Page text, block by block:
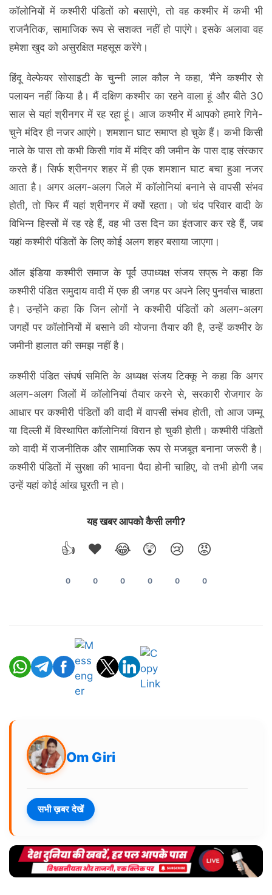
कॉलोनियों में कश्मीरी पंडितों को बसाएंगे, तो वह कश्मीर में कभी भी
राजनैतिक, सामाजिक रूप से सशक्त नहीं हो पाएंगे। इसके अलावा वह
हमेशा खुद को असुरक्षित महसूस करेंगे।
हिंदू वेल्फेयर सोसाइटी के चुन्नी लाल कौल ने कहा, ‘मैंने कश्मीर से
पलायन नहीं किया है। मैं दक्षिण कश्मीर का रहने वाला हूं और बीते 30
साल से यहां श्रीनगर में रह रहा हूं। आज कश्मीर में आपको हमारे गिने-
चुने मंदिर ही नजर आएंगे। शमशान घाट समाप्त हो चुके हैं। कभी किसी
नाले के पास तो कभी किसी गांव में मंदिर की जमीन के पास दाह संस्कार
करते हैं। सिर्फ श्रीनगर शहर में ही एक शमशान घाट बचा हुआ नजर
आता है। अगर अलग-अलग जिले में कॉलोनियां बनाने से वापसी संभव
होती, तो फिर मैं यहां श्रीनगर में क्यों रहता। जो चंद परिवार वादी के
विभिन्न हिस्सों में रह रहे हैं, वह भी उस दिन का इंतजार कर रहे हैं, जब
यहां कश्मीरी पंडितों के लिए कोई अलग शहर बसाया जाएगा।
ऑल इंडिया कश्मीरी समाज के पूर्व उपाध्यक्ष संजय सप्रू ने कहा कि
कश्मीरी पंडित समुदाय वादी में एक ही जगह पर अपने लिए पुनर्वास चाहता
है। उन्होंने कहा कि जिन लोगों ने कश्मीरी पंडितों को अलग-अलग
जगहों पर कॉलोनियों में बसाने की योजना तैयार की है, उन्हें कश्मीर के
जमीनी हालात की समझ नहीं है।
कश्मीरी पंडित संघर्ष समिति के अध्यक्ष संजय टिक्कू ने कहा कि अगर
अलग-अलग जिलों में कॉलोनियां तैयार करने से, सरकारी रोजगार के
आधार पर कश्मीरी पंडितों की वादी में वापसी संभव होती, तो आज जम्मू
या दिल्ली में विस्थापित कॉलोनियां विरान हो चुकी होती। कश्मीरी पंडितों
को वादी में राजनीतिक और सामाजिक रूप से मजबूत बनाना जरूरी है।
कश्मीरी पंडितों में सुरक्षा की भावना पैदा होनी चाहिए, वो तभी होगी जब
उन्हें यहां कोई आंख घूरती न हो।
यह खबर आपको कैसी लगी?
👍
0
❤️
0
😂
0
😲
0
😢
0
😡
0
Om Giri
सभी ख़बर देखें